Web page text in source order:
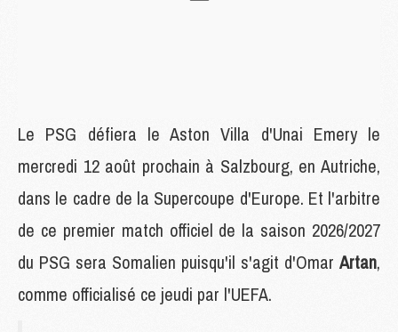
Le PSG défiera le Aston Villa d'Unai Emery le
mercredi 12 août prochain à Salzbourg, en Autriche,
dans le cadre de la Supercoupe d'Europe. Et l'arbitre
de ce premier match officiel de la saison 2026/2027
du PSG sera Somalien puisqu'il s'agit d'Omar Artan,
comme officialisé ce jeudi par l'UEFA.